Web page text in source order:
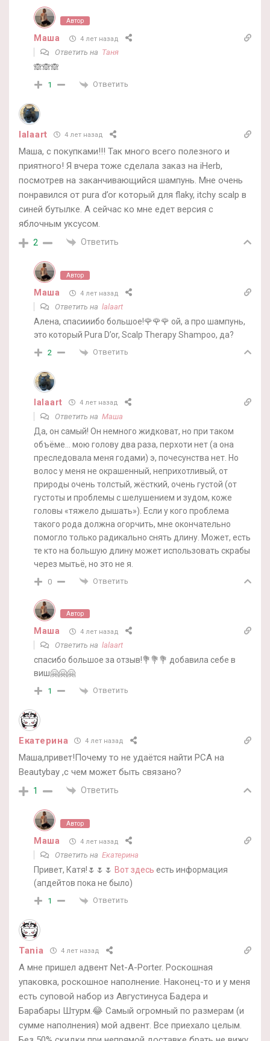
Автор
Маша 4 лет назад
Ответить на Таня
🙈🙈🙈
1 Ответить
lalaart 4 лет назад
Маша, с покупками!!! Так много всего полезного и
приятного! Я вчера тоже сделала заказ на iHerb,
посмотрев на заканчивающийся шампунь. Мне очень
понравился от pura d’or который для flaky, itchy scalp в
синей бутылке. А сейчас ко мне едет версия с
яблочным уксусом.
2 Ответить
Автор
Маша 4 лет назад
Ответить на lalaart
Алена, спасииибо большое!🌹🌹🌹 ой, а про шампунь,
это который Pura D’or, Scalp Therapy Shampoo, да?
2 Ответить
lalaart 4 лет назад
Ответить на Маша
Да, он самый! Он немного жидковат, но при таком
объёме… мою голову два раза, перхоти нет (а она
преследовала меня годами) э, почесунства нет. Но
волос у меня не окрашенный, неприхотливый, от
природы очень толстый, жёсткий, очень густой (от
густоты и проблемы с шелушением и зудом, коже
головы «тяжело дышать»). Если у кого проблема
такого рода должна огорчить, мне окончательно
помогло только радикально снять длину. Может, есть
те кто на большую длину может использовать скрабы
через мытьё, но это не я.
0 Ответить
Автор
Маша 4 лет назад
Ответить на lalaart
спасибо большое за отзыв!💐💐💐 добавила себе в
виш🤗🤗🤗
1 Ответить
Екатерина 4 лет назад
Маша,привет!Почему то не удаётся найти PCA на
Beautybay ,с чем может быть связано?
1 Ответить
Автор
Маша 4 лет назад
Ответить на Екатерина
Привет, Катя!🌷🌷🌷 Вот здесь есть информация
(апдейтов пока не было)
1 Ответить
Tania 4 лет назад
А мне пришел адвент Net-A-Porter. Роскошная
упаковка, роскошное наполнение. Наконец-то и у меня
есть суповой набор из Августинуса Бадера и
Барабары Штурм.😂 Самый огромный по размерам (и
сумме наполнения) мой адвент. Все приехало целым.